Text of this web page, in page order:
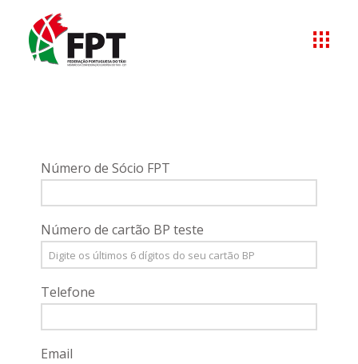
Número de Sócio FPT
Número de cartão BP teste
Telefone
Email